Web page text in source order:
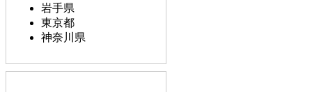
岩手県
東京都
神奈川県